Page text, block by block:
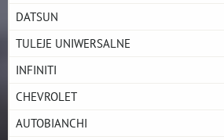
DATSUN
TULEJE UNIWERSALNE
INFINITI
CHEVROLET
AUTOBIANCHI